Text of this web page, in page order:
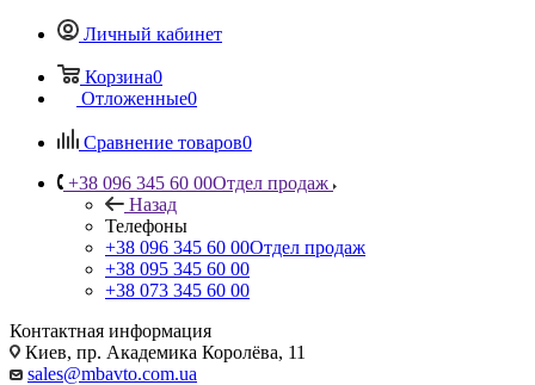
Личный кабинет
Корзина0
Отложенные0
Сравнение товаров0
+38 096 345 60 00Отдел продаж
Назад
Телефоны
+38 096 345 60 00Отдел продаж
+38 095 345 60 00
+38 073 345 60 00
Контактная информация
Киев, пр. Академика Королёва, 11
sales@mbavto.com.ua